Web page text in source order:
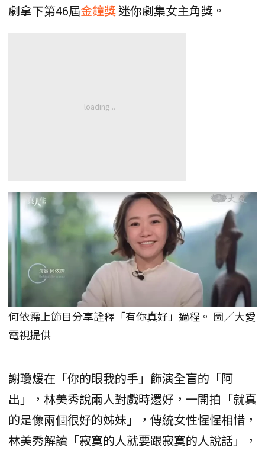
劇拿下第46屆金鐘獎迷你劇集女主角獎。
何依霈上節目分享詮釋「有你真好」過程。 圖／大愛
電視提供
謝瓊煖在「你的眼我的手」飾演全盲的「阿
出」，林美秀說兩人對戲時還好，一開拍「就真
的是像兩個很好的姊妹」，傳統女性惺惺相惜，
林美秀解讀「寂寞的人就要跟寂寞的人說話」，